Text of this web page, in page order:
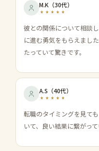
M.K （30代）
彼との関係について相談
に進む勇気をもらえまし
たっていて驚きです。
A.S （40代）
転職のタイミングを見て
いて、良い結果に繋がっ